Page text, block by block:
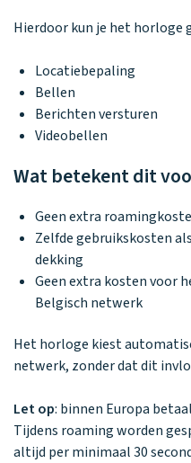
Stichting
Hierdoor kun je het horloge
Locatiebepaling
Bellen
Berichten versturen
Videobellen
Wat betekent dit
Geen extra
Zelfde gebruikskosten
dekking
Geen extra kosten voor
Belgisch netwerk
Het horloge kiest
netwerk, zonder dat dit
Let op: binnen Europa
Tijdens roaming worden
altijd per minimaal 30